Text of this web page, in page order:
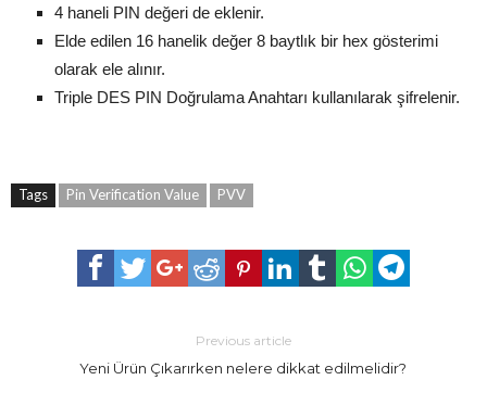
4 haneli PIN değeri de eklenir.
Elde edilen 16 hanelik değer 8 baytlık bir hex gösterimi
olarak ele alınır.
Triple DES PIN Doğrulama Anahtarı kullanılarak şifrelenir.
Tags Pin Verification Value PVV
Previous article
Yeni Ürün Çıkarırken nelere dikkat edilmelidir?